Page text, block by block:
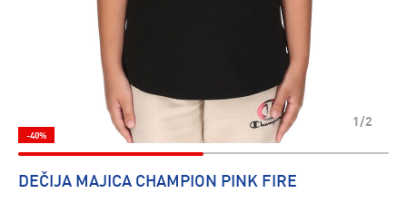
1/2
-40%
DEČIJA MAJICA CHAMPION PINK FIRE